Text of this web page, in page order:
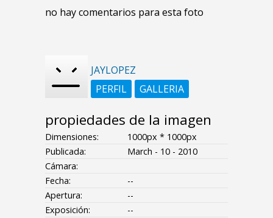
no hay comentarios para esta foto
JAYLOPEZ
PERFIL
GALLERIA
propiedades de la imagen
Dimensiones:
1000px * 1000px
Publicada:
March - 10 - 2010
Cámara:
Fecha:
--
Apertura:
--
Exposición:
--